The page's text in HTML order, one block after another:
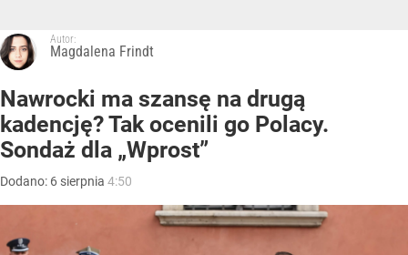
Autor:
Magdalena Frindt
Nawrocki ma szansę na drugą
kadencję? Tak ocenili go Polacy.
Sondaż dla „Wprost”
Dodano: 6 sierpnia 4:50